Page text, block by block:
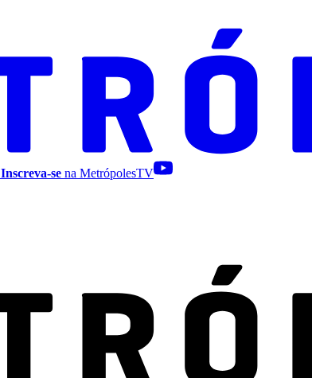
Inscreva-se na MetrópolesTV